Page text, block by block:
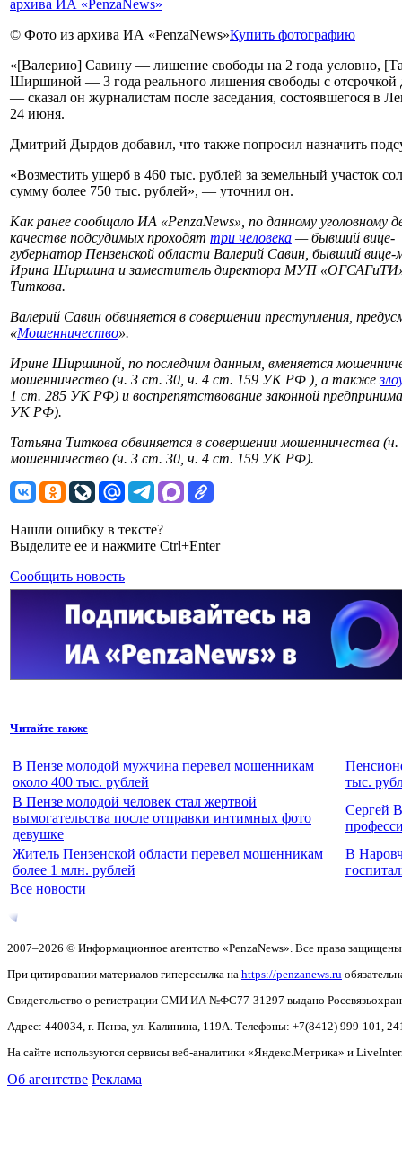
© Фото из архива ИА «PenzaNews»Купить фотографию
«[Валерию] Савину — лишение свободы на 2 года условно,
Ширшиной — 3 года реального лишения свободы с отсрочкой
— сказал он журналистам после заседания, состоявшегося в
24 июня.
Дмитрий Дырдов добавил, что также попросил назначить
«Возместить ущерб в 460 тыс. рублей за земельный участок
сумму более 750 тыс. рублей», — уточнил он.
Как ранее сообщало ИА «PenzaNews», по данному уголовному
качестве подсудимых проходят три человека — бывший вице-
губернатор Пензенской области Валерий Савин, бывший
Ирина Ширшина и заместитель директора МУП
Титкова.
Валерий Савин обвиняется в совершении преступления,
«Мошенничество».
Ирине Ширшиной, по последним данным, вменяется
мошенничество (ч. 3 ст. 30, ч. 4 ст. 159 УК РФ ), а также
1 ст. 285 УК РФ) и воспрепятствование законной
УК РФ).
Татьяна Титкова обвиняется в совершении мошенничества
мошенничество (ч. 3 ст. 30, ч. 4 ст. 159 УК РФ).
Нашли ошибку в тексте?
Выделите ее и нажмите Ctrl+Enter
Сообщить новость
Читайте также
В Пензе молодой мужчина перевел мошенникам
около 400 тыс. рублей
тыс.
В Пензе молодой человек стал жертвой
вымогательства после отправки интимных фото
девушке
Сергей
Житель Пензенской области перевел мошенникам
более 1 млн. рублей
В
Все новости
2007–2026 © Информационное агентство «PenzaNews». Все права
При цитировании материалов гиперссылка на https://penzanews.ru
Свидетельство о регистрации СМИ ИА №ФС77-31297 выдано
Адрес: 440034, г. Пенза, ул. Калинина, 119А. Телефоны: +7(8412) 999-101,
На сайте используются сервисы веб-аналитики «Яндекс.Метрика» и
Об агентстве Реклама